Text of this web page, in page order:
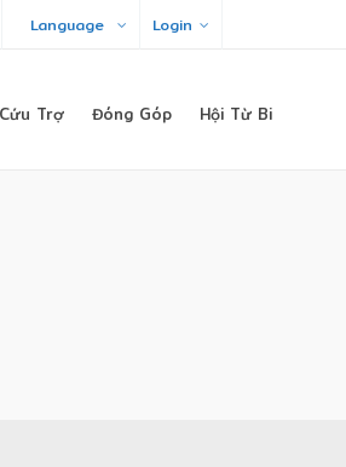
Language Login
Cứu Trợ Đóng Góp Hội Từ Bi